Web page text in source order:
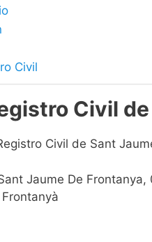
Civil
Civil
Civil de Sant
Jaume De Frontanya,